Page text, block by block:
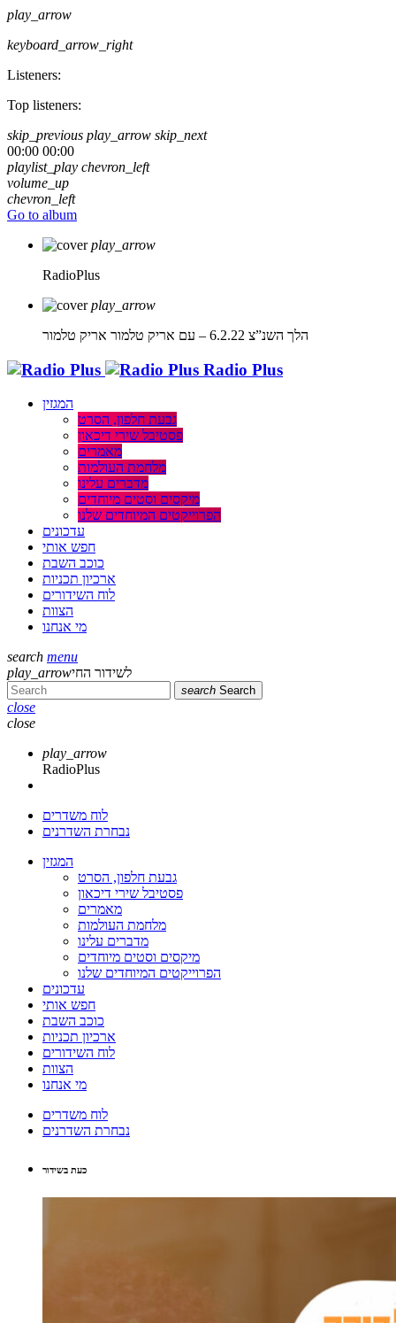
play_arrow
keyboard_arrow_right
Listeners:
Top listeners:
skip_previous play_arrow skip_next
00:00 00:00
playlist_play chevron_left
volume_up
chevron_left
Go to album
play_arrow
RadioPlus
play_arrow
הלך השנ”צ 6.2.22 – עם אריק טלמור
אריק טלמור
Radio Plus
המגזין
גבעת חלפון, הסרט
פסטיבל שירי דיכאון
מאמרים
מלחמת העולמות
מדברים עלינו
מיקסים וסטים מיוחדים
הפרוייקטים המיוחדים שלנו
עדכונים
חפש אותי
כוכב השבת
ארכיון תכניות
לוח השידורים
הצוות
מי אנחנו
search menu
play_arrowלשידור החי
search Search
close
close
play_arrow
RadioPlus
לוח משדרים
נבחרת השדרנים
המגזין
גבעת חלפון, הסרט
פסטיבל שירי דיכאון
מאמרים
מלחמת העולמות
מדברים עלינו
מיקסים וסטים מיוחדים
הפרוייקטים המיוחדים שלנו
עדכונים
חפש אותי
כוכב השבת
ארכיון תכניות
לוח השידורים
הצוות
מי אנחנו
לוח משדרים
נבחרת השדרנים
כעת בשידור